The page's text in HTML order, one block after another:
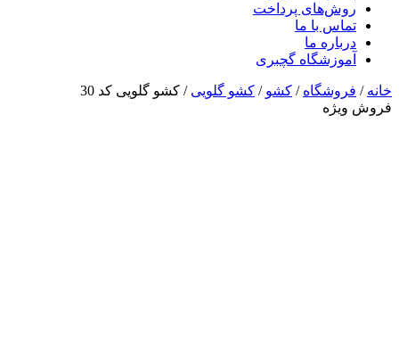
روش‌های پرداخت
تماس با ما
درباره ما
آموزشگاه گچبری
خانه / فروشگاه / کشو / کشو گلویی / کشو گلویی کد 30
فروش ویژه